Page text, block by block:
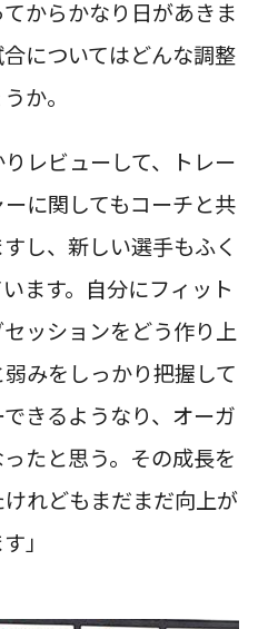
からかなり日があきま
についてはどんな調整
か。
りレビューして、トレー
に関してもコーチと共
し、新しい選手もふく
ます。自分にフィット
ッションをどう作り上
みをしっかり把握して
きるようなり、オーガ
たと思う。その成長を
れどもまだまだ向上が
」